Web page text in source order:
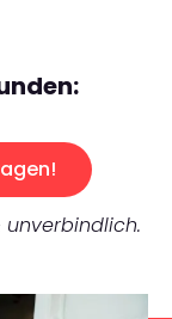
unverbindlich.